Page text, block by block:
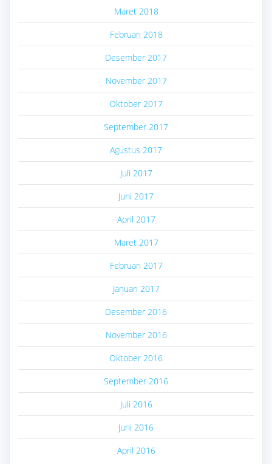
Maret 2018
Februari 2018
Desember 2017
November 2017
Oktober 2017
September 2017
Agustus 2017
Juli 2017
Juni 2017
April 2017
Maret 2017
Februari 2017
Januari 2017
Desember 2016
November 2016
Oktober 2016
September 2016
Juli 2016
Juni 2016
April 2016